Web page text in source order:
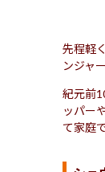
先程軽
ンジャ
紀元前
ッパー
て家庭